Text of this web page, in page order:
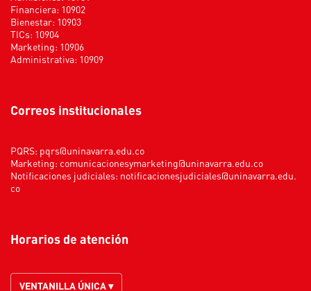
Financiera: 10902
Bienestar: 10903
TICs: 10904
Marketing: 10906
Administrativa: 10909
Correos institucionales
PQRS: pqrs@uninavarra.edu.co
Marketing: comunicacionesymarketing@uninavarra.edu.co
Notificaciones judiciales: notificacionesjudiciales@uninavarra.edu.
co
Horarios de atención
VENTANILLA ÚNICA ▾